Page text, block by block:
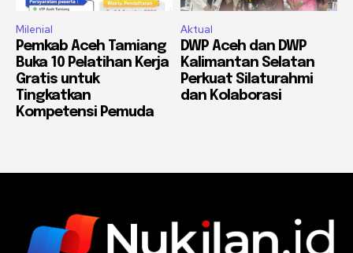
Milenial
Pemkab Aceh Tamiang
Buka 10 Pelatihan Kerja
Gratis untuk
Tingkatkan
Kompetensi Pemuda
Aktual
DWP Aceh dan DWP
Kalimantan Selatan
Perkuat Silaturahmi
dan Kolaborasi